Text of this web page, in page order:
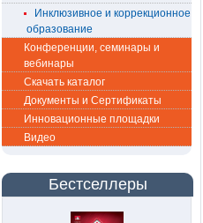
Инклюзивное и коррекционное
образование
Конференции, семинары и
вебинары
Скачать каталог
Документы и Сертификаты
Инновационные площадки
Видео
Бестселлеры